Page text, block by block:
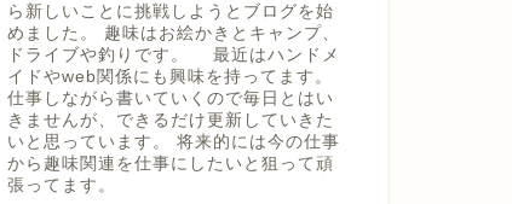
ら新しいことに挑戦しようとブログを始
めました。 趣味はお絵かきとキャンプ、
ドライブや釣りです。 最近はハンドメ
イドやweb関係にも興味を持ってます。
仕事しながら書いていくので毎日とはい
きませんが、できるだけ更新していきた
いと思っています。 将来的には今の仕事
から趣味関連を仕事にしたいと狙って頑
張ってます。